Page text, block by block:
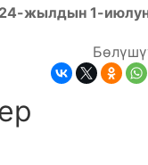
жылдын 1-